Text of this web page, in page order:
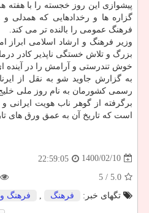
پیشوازی این روز خجسته را با هفته
گزاره ها و رخدادهایی که همدلی و
فرهنگ عمومی را بالنده تر می کند.
وزیر فرهنگ و ارشاد اسلامی ابراز
بزرگ و تلاش خستگی ناپذیر کادر
خوش تندرستی و آرامش را در آینده
به گزارش جاوید شو به نقل از
رسمی کشورمان به نام روز ملی
برگرفته از گوهر ناب هویت ایرانی
است که تاریخ آن به عمق ورق های
1400/02/10
22:59:05
5.0
/ 5
تگهای خبر:
فرهنگ , فرهنگ و